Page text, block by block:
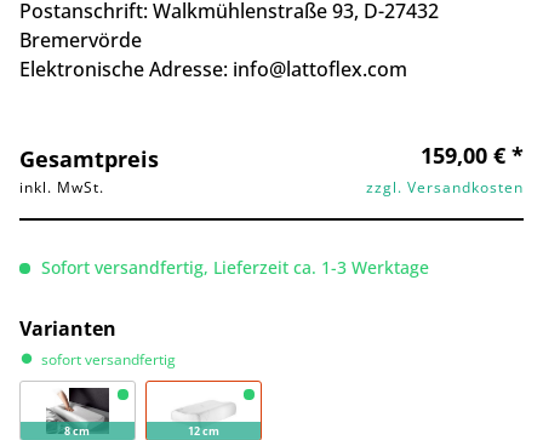
Postanschrift:Walkmühlenstraße 93, D-27432
Bremervörde
Elektronische Adresse: info@lattoflex.com
Gesamtpreis 159,00 € *
inkl. MwSt. zzgl. Versandkosten
Sofort versandfertig, Lieferzeit ca. 1-3 Werktage
Varianten
sofort versandfertig
8 cm 12 cm